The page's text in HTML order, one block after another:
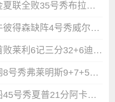
🏀夏联-雷霆不敌掘金夏联全败35号秀布拉齐尔32+6马拉14+7+6
🏀夏联-爵士轻取公牛彼得森缺阵4号秀威尔逊19+8+5帽罚球6中0
🏀夏联-奇才送国王首败莱利6记三分32+6迪班萨23+7雷诺20+12
🏀夏联-老鹰力克篮网8号秀弗莱明斯9+7+5科比·约翰逊17+7
🏀夏联-国王力克快船45号秀夏普21分阿卡夫19+7瓦格勒7中1